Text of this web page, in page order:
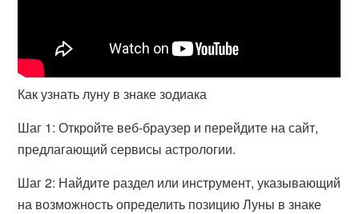
Как узнать луну в знаке зодиака
Шаг 1: Откройте веб-браузер и перейдите на сайт,
предлагающий сервисы астрологии.
Шаг 2: Найдите раздел или инструмент, указывающий
на возможность определить позицию Луны в знаке